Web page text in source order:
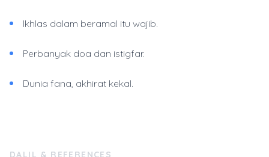
Ikhlas dalam beramal itu wajib.
Perbanyak doa dan istigfar.
Dunia fana, akhirat kekal.
DALIL & REFERENCES